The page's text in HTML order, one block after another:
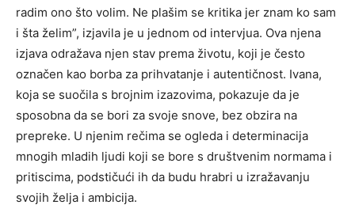
radim ono što volim. Ne plašim se kritika jer znam ko sam
i šta želim”, izjavila je u jednom od intervjua. Ova njena
izjava odražava njen stav prema životu, koji je često
označen kao borba za prihvatanje i autentičnost. Ivana,
koja se suočila s brojnim izazovima, pokazuje da je
sposobna da se bori za svoje snove, bez obzira na
prepreke. U njenim rečima se ogleda i determinacija
mnogih mladih ljudi koji se bore s društvenim normama i
pritiscima, podstičući ih da budu hrabri u izražavanju
svojih želja i ambicija.